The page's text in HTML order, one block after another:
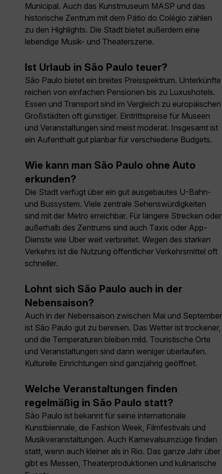
Municipal. Auch das Kunstmuseum MASP und das
historische Zentrum mit dem Pátio do Colégio zählen
zu den Highlights. Die Stadt bietet außerdem eine
lebendige Musik- und Theaterszene.
Ist Urlaub in São Paulo teuer?
São Paulo bietet ein breites Preisspektrum. Unterkünfte
reichen von einfachen Pensionen bis zu Luxushotels.
Essen und Transport sind im Vergleich zu europäischen
Großstädten oft günstiger. Eintrittspreise für Museen
und Veranstaltungen sind meist moderat. Insgesamt ist
ein Aufenthalt gut planbar für verschiedene Budgets.
Wie kann man São Paulo ohne Auto
erkunden?
Die Stadt verfügt über ein gut ausgebautes U-Bahn-
und Bussystem. Viele zentrale Sehenswürdigkeiten
sind mit der Metro erreichbar. Für längere Strecken oder
außerhalb des Zentrums sind auch Taxis oder App-
Dienste wie Uber weit verbreitet. Wegen des starken
Verkehrs ist die Nutzung öffentlicher Verkehrsmittel oft
schneller.
Lohnt sich São Paulo auch in der
Nebensaison?
Auch in der Nebensaison zwischen Mai und September
ist São Paulo gut zu bereisen. Das Wetter ist trockener,
und die Temperaturen bleiben mild. Touristische Orte
und Veranstaltungen sind dann weniger überlaufen.
Kulturelle Einrichtungen sind ganzjährig geöffnet.
Welche Veranstaltungen finden
regelmäßig in São Paulo statt?
São Paulo ist bekannt für seine internationale
Kunstbiennale, die Fashion Week, Filmfestivals und
Musikveranstaltungen. Auch Karnevalsumzüge finden
statt, wenn auch kleiner als in Rio. Das ganze Jahr über
gibt es Messen, Theaterproduktionen und kulinarische